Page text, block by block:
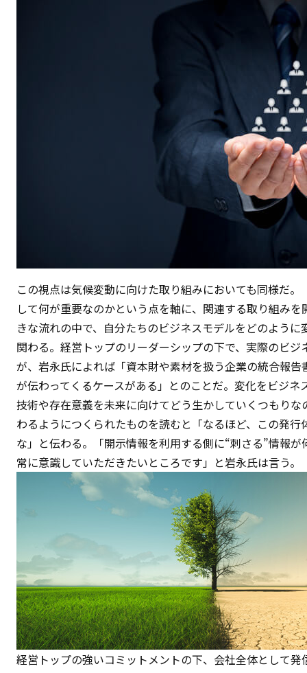
この視点は気候変動に向けた取り組みにおいても同様だ
して何が重要なのかという点を軸に、関連する取り組み
きな流れの中で、自分たちのビジネスモデルをどのよう
関わる。経営トップのリーダーシップの下で、実際のビ
が、岩永氏によれば「資本財や素材を扱う企業の統合報
が伝わってくるケースがある」とのことだ。変化をビジ
技術や存在意義を未来に向けてどう生かしていくつもり
わるようにつくられたものを読むと「なるほど、この発
な」と伝わる。「開示情報を利用する側に“刺さる”情報
常に意識していただきたいところです」と岩永氏は言う。
経営トップの強いコミットメントの下、会社全体として発